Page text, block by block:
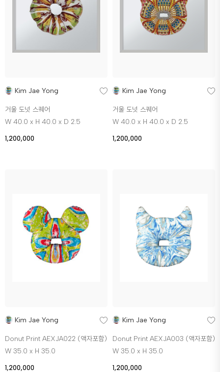
Kim Jae Yong
거울 도넛 스퀘어
W 40.0 x H 40.0 x D 2.5
1,200,000
Kim Jae Yong
거울 도넛 스퀘어
W 40.0 x H 40.0 x D 2.5
1,200,000
Kim Jae Yong
Donut Print AEXJA022 (액자포함)
W 35.0 x H 35.0
1,200,000
Kim Jae Yong
Donut Print AEXJA003 (액자포함)
W 35.0 x H 35.0
1,200,000